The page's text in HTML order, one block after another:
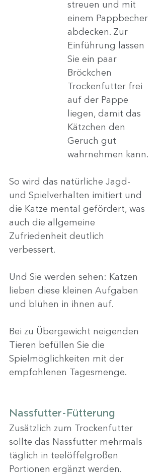
streuen und mit
einem Pappbecher
abdecken. Zur
Einführung lassen
Sie ein paar
Bröckchen
Trockenfutter frei
auf der Pappe
liegen, damit das
Kätzchen den
Geruch gut
wahrnehmen kann.
So wird das natürliche Jagd-
und Spielverhalten imitiert und
die Katze mental gefördert, was
auch die allgemeine
Zufriedenheit deutlich
verbessert.
Und Sie werden sehen: Katzen
lieben diese kleinen Aufgaben
und blühen in ihnen auf.
Bei zu Übergewicht neigenden
Tieren befüllen Sie die
Spielmöglichkeiten mit der
empfohlenen Tagesmenge.
Nassfutter-Fütterung
Zusätzlich zum Trockenfutter
sollte das Nassfutter mehrmals
täglich in teelöffelgroßen
Portionen ergänzt werden.